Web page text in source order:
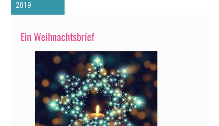
2019
Ein Weihnachtsbrief